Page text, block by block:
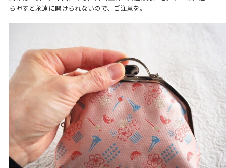
ら押すと永遠に開けられないので、ご注意を。